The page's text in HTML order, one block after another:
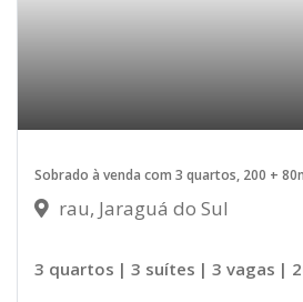
Sobrado à venda com 3 quartos, 200 +
rau, Jaraguá do Sul
3 quartos | 3 suítes | 3 vagas |